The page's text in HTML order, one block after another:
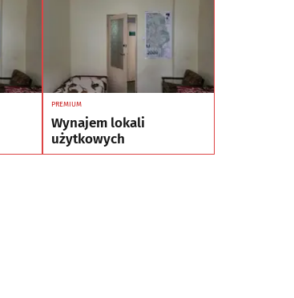
PREMIUM
Wynajem lokali
użytkowych